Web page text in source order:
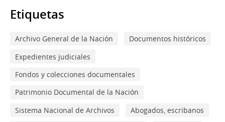
Etiquetas
Archivo General de la Nación
Documentos históricos
Expedientes judiciales
Fondos y colecciones documentales
Patrimonio Documental de la Nación
Sistema Nacional de Archivos
Abogados, escribanos